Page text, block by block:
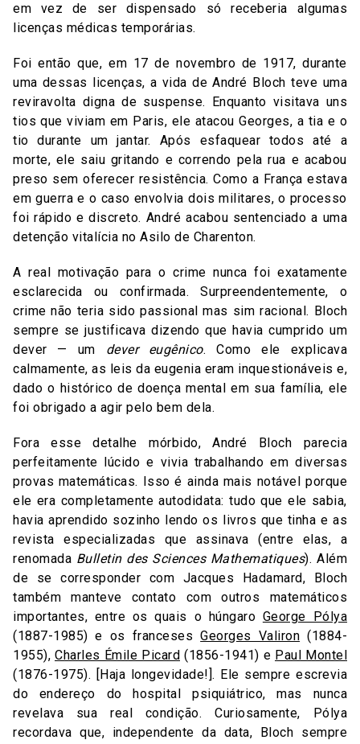
em vez de ser dispensado só receberia algumas
licenças médicas temporárias.
Foi então que, em 17 de novembro de 1917, durante
uma dessas licenças, a vida de André Bloch teve uma
reviravolta digna de suspense. Enquanto visitava uns
tios que viviam em Paris, ele atacou Georges, a tia e o
tio durante um jantar. Após esfaquear todos até a
morte, ele saiu gritando e correndo pela rua e acabou
preso sem oferecer resistência. Como a França estava
em guerra e o caso envolvia dois militares, o processo
foi rápido e discreto. André acabou sentenciado a uma
detenção vitalícia no Asilo de Charenton.
A real motivação para o crime nunca foi exatamente
esclarecida ou confirmada. Surpreendentemente, o
crime não teria sido passional mas sim racional. Bloch
sempre se justificava dizendo que havia cumprido um
dever — um dever eugênico. Como ele explicava
calmamente, as leis da eugenia eram inquestionáveis e,
dado o histórico de doença mental em sua família, ele
foi obrigado a agir pelo bem dela.
Fora esse detalhe mórbido, André Bloch parecia
perfeitamente lúcido e vivia trabalhando em diversas
provas matemáticas. Isso é ainda mais notável porque
ele era completamente autodidata: tudo que ele sabia,
havia aprendido sozinho lendo os livros que tinha e as
revista especializadas que assinava (entre elas, a
renomada Bulletin des Sciences Mathematiques). Além
de se corresponder com Jacques Hadamard, Bloch
também manteve contato com outros matemáticos
importantes, entre os quais o húngaro George Pólya
(1887-1985) e os francesesGeorges Valiron (1884-
1955), Charles Émile Picard (1856-1941) e Paul Montel
(1876-1975). [Haja longevidade!]. Ele sempre escrevia
do endereço do hospital psiquiátrico, mas nunca
revelava sua real condição. Curiosamente, Pólya
recordava que, independente da data, Bloch sempre